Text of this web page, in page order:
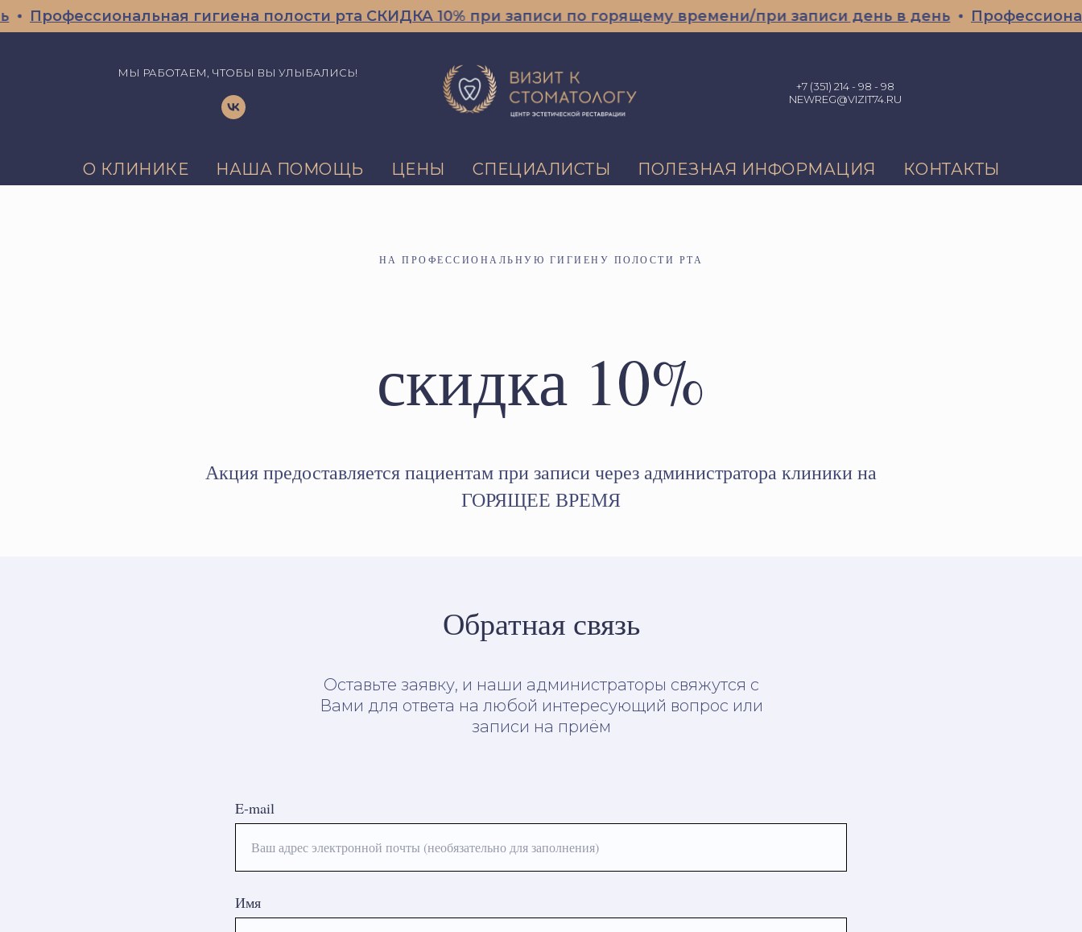
Профессиональная гигиена полости рта СКИДКА 10% при записи по горящему времени/при записи день в день
МЫ РАБОТАЕМ, ЧТОБЫ ВЫ УЛЫБАЛИСЬ!
+7 (351) 214 - 98 - 98
NEWREG@VIZIT74.RU
О КЛИНИКЕ НАША ПОМОЩЬ ЦЕНЫ СПЕЦИАЛИСТЫ ПОЛЕЗНАЯ ИНФОРМАЦИЯ КОНТАКТЫ
НА ПРОФЕССИОНАЛЬНУЮ ГИГИЕНУ ПОЛОСТИ РТА
скидка 10%
Акция предоставляется пациентам при записи через администратора клиники на
ГОРЯЩЕЕ ВРЕМЯ
Обратная связь
Оставьте заявку, и наши администраторы свяжутся с
Вами для ответа на любой интересующий вопрос или
записи на приём
E-mail
Ваш адрес электронной почты (необязательно для заполнения)
Имя